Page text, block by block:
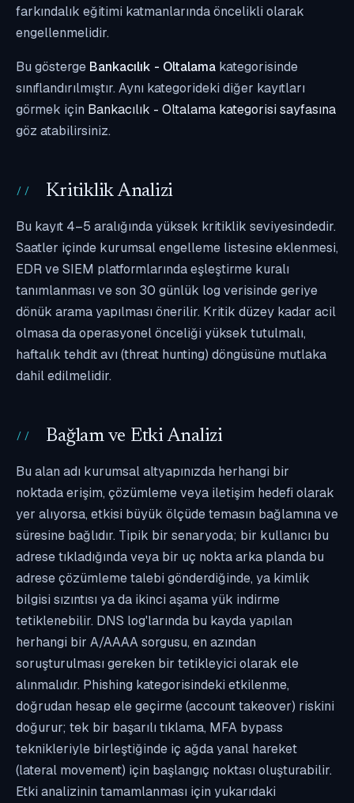
farkındalık eğitimi katmanlarında öncelikli olarak
engellenmelidir.
Bu gösterge Bankacılık - Oltalama kategorisinde
sınıflandırılmıştır. Aynı kategorideki diğer kayıtları
görmek için Bankacılık - Oltalama kategorisi sayfasına
göz atabilirsiniz.
Kritiklik Analizi
Bu kayıt 4–5 aralığında yüksek kritiklik seviyesindedir.
Saatler içinde kurumsal engelleme listesine eklenmesi,
EDR ve SIEM platformlarında eşleştirme kuralı
tanımlanması ve son 30 günlük log verisinde geriye
dönük arama yapılması önerilir. Kritik düzey kadar acil
olmasa da operasyonel önceliği yüksek tutulmalı,
haftalık tehdit avı (threat hunting) döngüsüne mutlaka
dahil edilmelidir.
Bağlam ve Etki Analizi
Bu alan adı kurumsal altyapınızda herhangi bir
noktada erişim, çözümleme veya iletişim hedefi olarak
yer alıyorsa, etkisi büyük ölçüde temasın bağlamına ve
süresine bağlıdır. Tipik bir senaryoda; bir kullanıcı bu
adrese tıkladığında veya bir uç nokta arka planda bu
adrese çözümleme talebi gönderdiğinde, ya kimlik
bilgisi sızıntısı ya da ikinci aşama yük indirme
tetiklenebilir. DNS log'larında bu kayda yapılan
herhangi bir A/AAAA sorgusu, en azından
soruşturulması gereken bir tetikleyici olarak ele
alınmalıdır. Phishing kategorisindeki etkilenme,
doğrudan hesap ele geçirme (account takeover) riskini
doğurur; tek bir başarılı tıklama, MFA bypass
teknikleriyle birleştiğinde iç ağda yanal hareket
(lateral movement) için başlangıç noktası oluşturabilir.
Etki analizinin tamamlanması için yukarıdaki